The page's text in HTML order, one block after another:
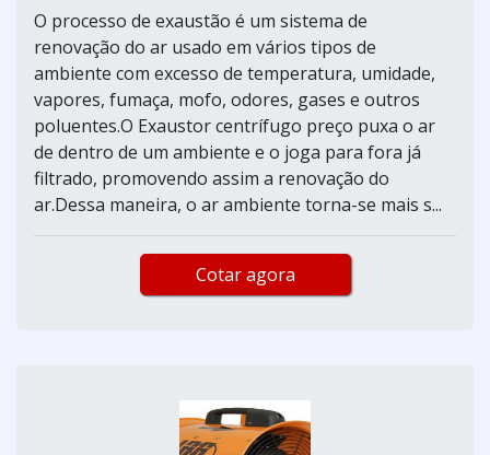
O processo de exaustão é um sistema de
renovação do ar usado em vários tipos de
ambiente com excesso de temperatura, umidade,
vapores, fumaça, mofo, odores, gases e outros
poluentes.O Exaustor centrífugo preço puxa o ar
de dentro de um ambiente e o joga para fora já
filtrado, promovendo assim a renovação do
ar.Dessa maneira, o ar ambiente torna-se mais s...
Cotar agora